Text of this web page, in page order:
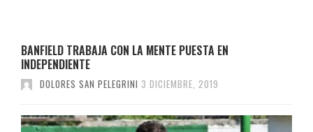
BANFIELD TRABAJA CON LA MENTE PUESTA EN
INDEPENDIENTE
DOLORES SAN PELEGRINI 3 DICIEMBRE, 2019